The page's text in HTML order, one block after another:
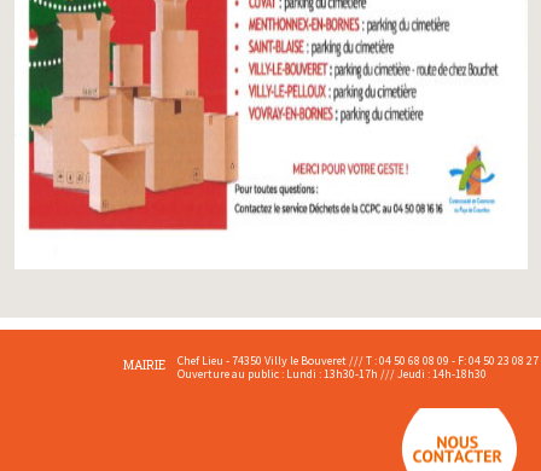
MAIRIE
Chef Lieu - 74350 Villy le Bouveret /// T : 04 50 68 08 09 - F: 04 50 23 08 27
Ouverture au public : Lundi : 13h30-17h /// Jeudi : 14h-18h30